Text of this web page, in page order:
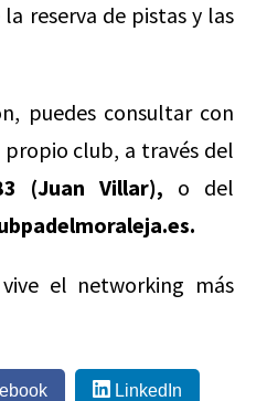
la reserva de pistas y las
puedes consultar con
club, a través del
(Juan Villar), o del
el networking más
LinkedIn